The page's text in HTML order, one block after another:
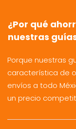
¿Por qué
nuestras
Porque nuestras
característica de
envíos a todo
un precio